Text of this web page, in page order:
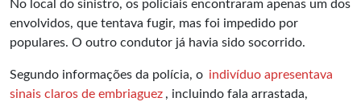
No local do sinistro, os policiais encontraram apenas um dos
envolvidos, que tentava fugir, mas foi impedido por
populares. O outro condutor já havia sido socorrido.
Segundo informações da polícia, o indivíduo apresentava
sinais claros de embriaguez , incluindo fala arrastada,